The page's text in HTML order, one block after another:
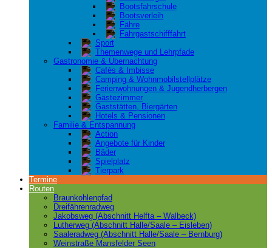
Bootsfahrschule
Bootsverleih
Fähre
Fahrgastschifffahrt
Sport
Themenwege und Lehrpfade
Gastronomie & Übernachtung
Cafès & Imbisse
Camping & Wohnmobilstellplätze
Ferienwohnungen & Jugendherbergen
Gästezimmer
Gaststätten, Biergärten
Hotels & Pensionen
Familie & Entspannung
Action
Angebote für Kinder
Bäder
Spielplatz
Tierpark
Termine
Routen
Braunkohlenpfad
Dreifährenradweg
Jakobsweg (Abschnitt Helfta – Walbeck)
Lutherweg (Abschnitt Halle/Saale – Eisleben)
Saaleradweg (Abschnitt Halle/Saale – Bernburg)
Weinstraße Mansfelder Seen